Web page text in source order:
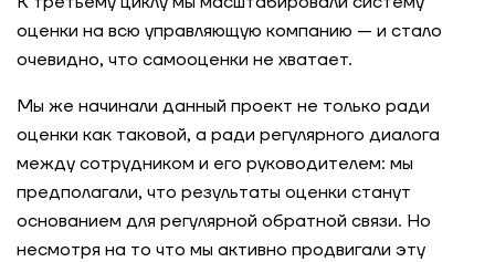
оценки на всю управляющую компанию — и стало
очевидно, что самооценки не хватает.
Мы же начинали данный проект не только ради
оценки как таковой, а ради регулярного диалога
между сотрудником и его руководителем: мы
предполагали, что результаты оценки станут
основанием для регулярной обратной связи. Но
несмотря на то что мы активно продвигали эту